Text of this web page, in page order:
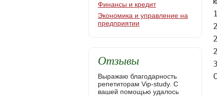
Финансы и кредит
Экономика и управление на
предприятии
Отзывы
Выражаю благодарность
репетиторам Vip-study. С
вашей помощью удалось